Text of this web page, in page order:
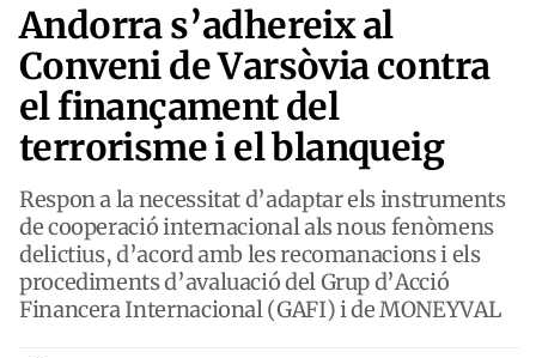
Andorra s’adhereix al
Conveni de Varsòvia contra
el finançament del
terrorisme i el blanqueig
Respon a la necessitat d’adaptar els instruments
de cooperació internacional als nous fenòmens
delictius, d’acord amb les recomanacions i els
procediments d’avaluació del Grup d’Acció
Financera Internacional (GAFI) i de MONEYVAL